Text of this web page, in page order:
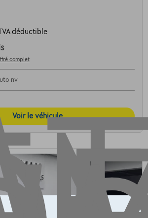
déductible
complet
nv
Voir le véhicule